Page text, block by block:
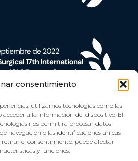
consentimiento
utilizamos tecnologías como las
acceder a la información del dispositivo. El
nos permitirá procesar datos
navegación o las identificaciones únicas
retirar el consentimiento, puede afectar
y funciones.